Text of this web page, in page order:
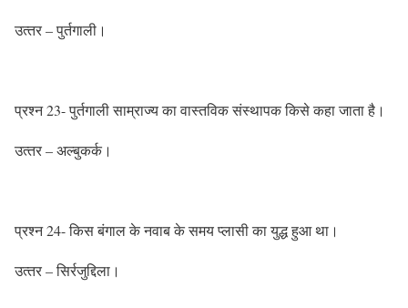
उत्‍तर – पुर्तगाली।
प्रश्‍न 23- पुर्तगाली साम्राज्‍य का वास्‍तविक संस्‍थापक किसे कहा जाता है।
उत्‍तर – अल्‍बुकर्क।
प्रश्‍न 24- किस बंगाल के नवाब के समय प्‍लासी का युद्ध हुआ था।
उत्‍तर – सिर्रजुद्दिला।